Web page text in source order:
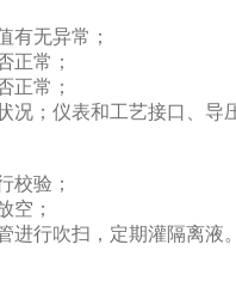
无异常；
常；
常；
；仪表和工艺接口、导压
验；
；
行吹扫，定期灌隔离液。